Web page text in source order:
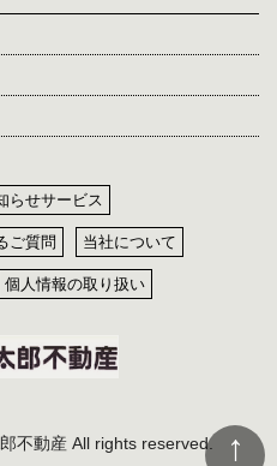
らせサービス
ご質問 当社について
個人情報の取り扱い
不動産 All rights reserved.